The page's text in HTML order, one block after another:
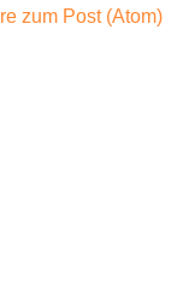
zum Post (Atom)